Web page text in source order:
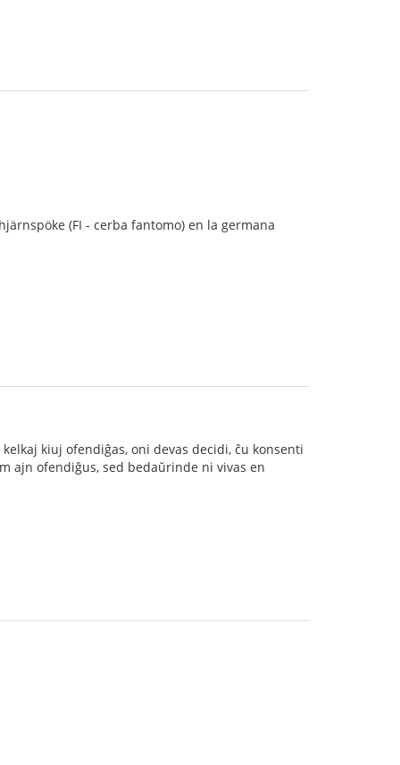
(FI - cerba fantomo) en la germana
kiuj ofendiĝas, oni devas decidi, ĉu konsenti
ajn ofendiĝus, sed bedaŭrinde ni vivas en